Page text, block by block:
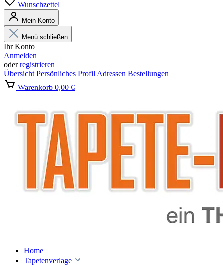
Wunschzettel
Mein Konto
Menü schließen
Ihr Konto
Anmelden
oderregistrieren
Übersicht Persönliches Profil Adressen Bestellungen
Warenkorb 0,00 €
Home
Tapetenverlage